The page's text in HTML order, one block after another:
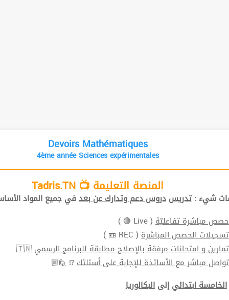
Devoirs Mathématiques
4ème année Sciences expérimentales
المنصة التعليمة 📺 Tadris.TN
شيء :تدريس دروس دعم وتدارك عن بعدفي جميع المواد
حصص مباشرة تفاعليّة( Live 🔴 )
تسجيلات الحصص المباشرة( REC 📼 )
تمارين و امتحانات مرفقة بالإصلاح مطابقة للبرنامج الرسمي 🇹🇳
تواصل مباشر مع الأساتذة للإجابة على أسئلتك⁉ 🙋🏼
الخامسة ابتدائيإلىالبكالوريا